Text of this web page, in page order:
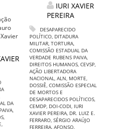
DA
,
,
,
IURI XAVIER
PEREIRA
DESAPARECIDO
POLÍTICO, DITADURA
MILITAR, TORTURA,
COMISSÃO ESTADUAL DA
VERDADE RUBENS PAIVA,
DIREITOS HUMANOS, CEVSP,
AÇÃO LIBERTADORA
NACIONAL, ALN, MORTE,
DOSSIÊ, COMISSÃO ESPECIAL
DE MORTOS E
DESAPARECIDOS POLÍTICOS,
CEMDP, DOI-CODI, IURI
XAVIER PEREIRA, DR. LUIZ E.
FERRARO, SÉRGIO ARAÚJO
FERREIRA, AFONSO,